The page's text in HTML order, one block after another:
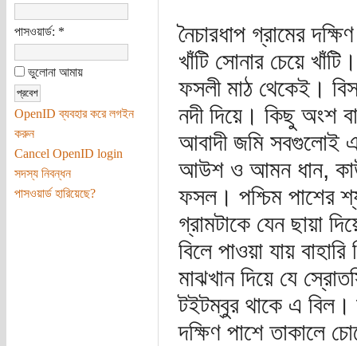
পাসওয়ার্ড: *
ভুলোনা আমায়
OpenID ব্যবহার করে লগইন
করুন
Cancel OpenID login
সদস্য নিবন্ধন
পাসওয়ার্ড হারিয়েছে?
নৈচারধাপ গ্রামের
খাঁটি সোনার চেয়ে
ফসলী মাঠ থেকেই।
নদী দিয়ে। কিছু অংশ
আবাদী জমি সবগুলোই এ
আউশ ও আমন ধান,
ফসল। পশ্চিম পাশের
গ্রামটাকে যেন ছায়া
বিলে পাওয়া যায়
মাঝখান দিয়ে যে
টইটম্বুর থাকে এ বিল।
দক্ষিণ পাশে তাকালে